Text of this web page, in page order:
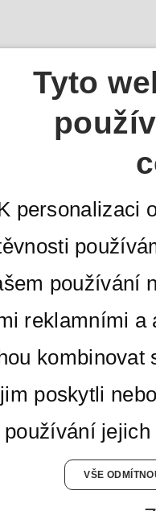
Tyto
personalizaci
používání
reklamními a
kombinovat
poskytli
používání
VŠE